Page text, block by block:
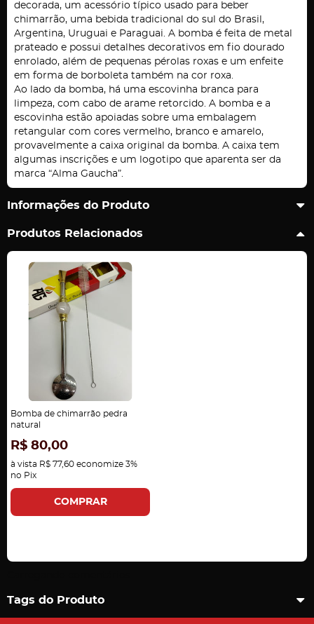
decorada, um acessório típico usado para beber
chimarrão, uma bebida tradicional do sul do Brasil,
Argentina, Uruguai e Paraguai. A bomba é feita de metal
prateado e possui detalhes decorativos em fio dourado
enrolado, além de pequenas pérolas roxas e um enfeite
em forma de borboleta também na cor roxa.
Ao lado da bomba, há uma escovinha branca para
limpeza, com cabo de arame retorcido. A bomba e a
escovinha estão apoiadas sobre uma embalagem
retangular com cores vermelho, branco e amarelo,
provavelmente a caixa original da bomba. A caixa tem
algumas inscrições e um logotipo que aparenta ser da
marca “Alma Gaucha”.
Informações do Produto
Produtos Relacionados
Bomba de chimarrão pedra
natural
R$ 80,00
à vista R$ 77,60 economize 3%
no Pix
COMPRAR
Tags do Produto